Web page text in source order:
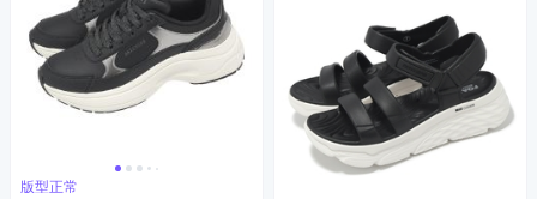
版型正常